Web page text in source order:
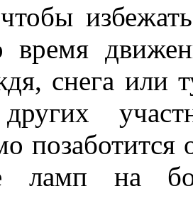
время
снега или
позаботится
ламп на